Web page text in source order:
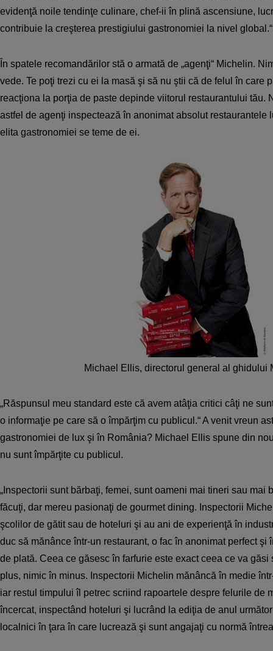
evidenţă noile tendinţe culinare, chef-ii în plină ascensiune,
contribuie la creşterea prestigiului gastronomiei la nivel global.“
În spatele recomandărilor stă o armată de „agenţi“ Michelin.
vede. Te poţi trezi cu ei la masă şi să nu ştii că de felul în care
reacţiona la porţia de paste depinde viitorul restaurantului tău.
astfel de agenţi inspectează în anonimat absolut restaurantele
elita gastronomiei se teme de ei.
Michael Ellis, directorul general al ghidului
„Răspunsul meu standard este că avem atâţia critici câţi ne
o informaţie pe care să o împărţim cu publicul.“ A venit vreun
gastronomiei de lux şi în România? Michael Ellis spune din
nu sunt împărţite cu publicul.
„Inspectorii sunt bărbaţi, femei, sunt oameni mai tineri sau mai
făcuţi, dar mereu pasionaţi de gourmet dining. Inspectorii
şcolilor de gătit sau de hoteluri şi au ani de experienţă în
duc să mănânce într-un restaurant, o fac în anonimat perfect şi
de plată. Ceea ce găsesc în farfurie este exact ceea ce va
plus, nimic în minus. Inspectorii Michelin mănâncă în medie
iar restul timpului îl petrec scriind rapoartele despre felurile de
încercat, inspectând hoteluri şi lucrând la ediţia de anul
localnici în ţara în care lucrează şi sunt angajaţi cu normă